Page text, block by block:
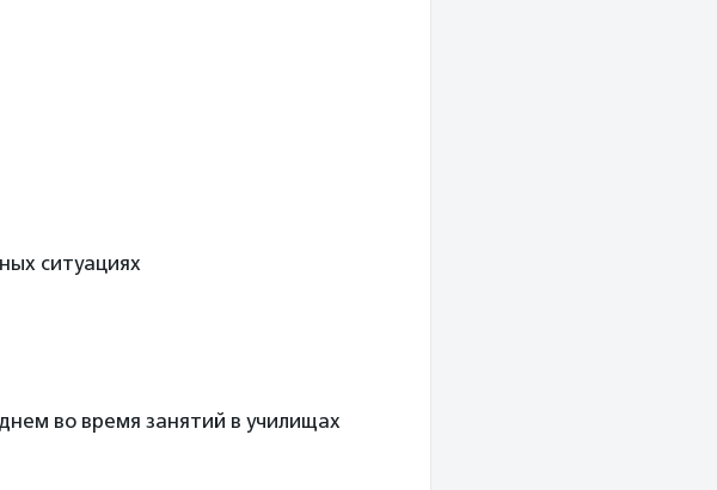
ситуациях
во время занятий в училищах